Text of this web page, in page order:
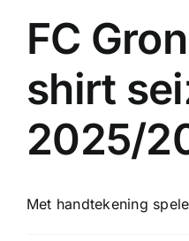
FC
shirt
2025/
Met handtekening